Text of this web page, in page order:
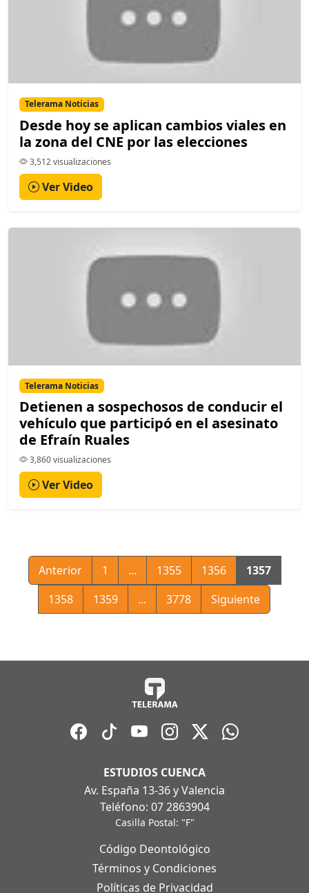
Telerama Noticias
Desde hoy se aplican cambios viales en
la zona del CNE por las elecciones
3,512 visualizaciones
Ver Video
Telerama Noticias
Detienen a sospechosos de conducir el
vehículo que participó en el asesinato
de Efraín Ruales
3,860 visualizaciones
Ver Video
Anterior 1 ... 1355 1356
1357
1358
1359 ... 3778 Siguiente
ESTUDIOS CUENCA
Av. España 13-36 y Valencia
Teléfono: 07 2863904
Casilla Postal: "F"
Código Deontológico
Términos y Condiciones
Políticas de Privacidad